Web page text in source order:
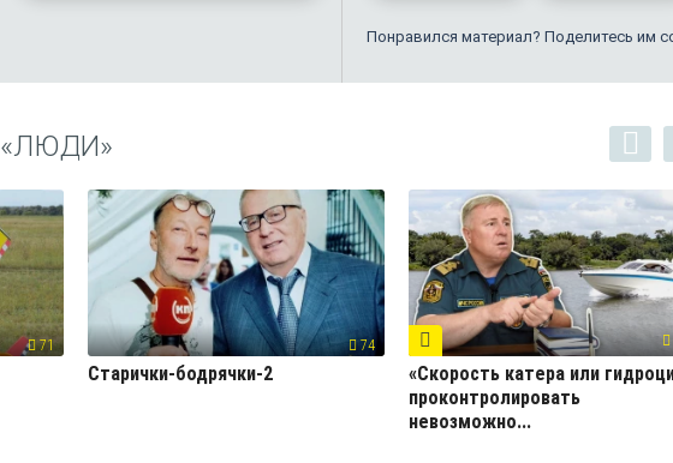
Понравился материал? Поделитесь им
«ЛЮДИ»
71 74
Старички-бодрячки-2
«Скорость катера или
проконтролировать
невозможно...